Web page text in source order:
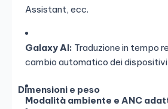
Assistant, ecc.
Galaxy AI: Traduzione in tempo
cambio automatico dei
Modalità ambiente e ANC
Dimensioni e peso